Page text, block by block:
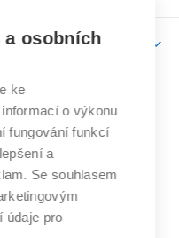
učení
technické
Brně
a osobních
ke
o výkonu
fungování funkcí
a
Se souhlasem
údaje pro